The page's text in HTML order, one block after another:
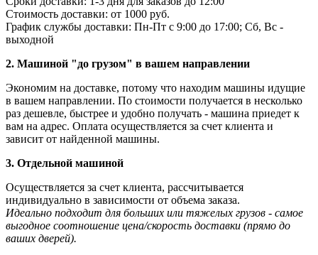
Стоимость доставки: от 1000 руб.
График службы доставки: Пн-Пт с 9:00 до 17:00; Сб, Вс -
выходной
2. Машиной "до грузом" в вашем направлении
Экономим на доставке, потому что находим машины идущие
в вашем направлении. По стоимости получается в несколько
раз дешевле, быстрее и удобно получать - машина приедет к
вам на адрес. Оплата осуществляется за счет клиента и
зависит от найденной машины.
3. Отдельной машиной
Осуществляется за счет клиента, рассчитывается
индивидуально в зависимости от объема заказа.
Идеально подходит для больших или тяжелых грузов - самое
выгодное соотношение цена/скорость доставки (прямо до
ваших дверей).